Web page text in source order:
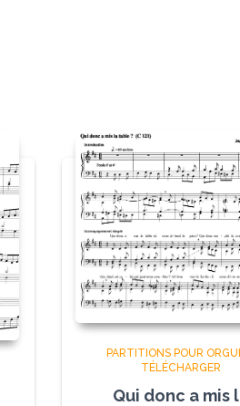
PARTITIONS POUR
TÉLÉCHARGER
Qui donc a mis